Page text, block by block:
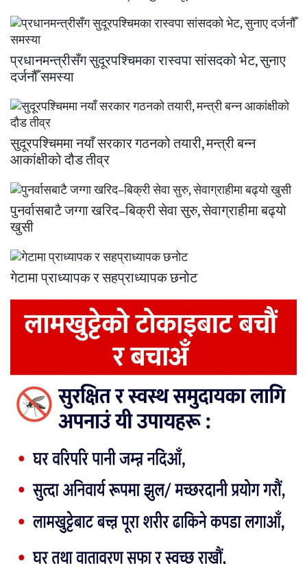
प्रधानमन्त्रीसँग सुदूरपश्चिमका रास्वपा सांसदको भेट, सुनाए
दर्जनौँ समस्या
सुदूरपश्चिममा नयाँ सरकार गठनको तयारी, मन्त्री बन्न
आकांक्षीको दौड तीव्र
पुनर्वासबाटै जग्गा खरिद–बिक्री सेवा सुरु, सेवाग्राहीमा बढ्यो
खुसी
गेटामा प्राध्यापक र सहप्राध्यापक छनोट